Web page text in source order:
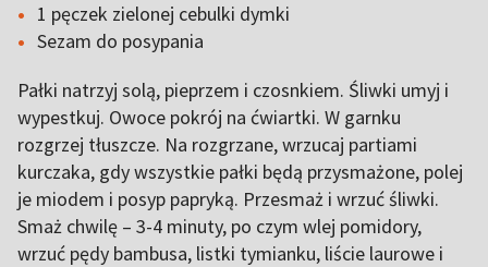
1 pęczek zielonej cebulki dymki
Sezam do posypania
Pałki natrzyj solą, pieprzem i czosnkiem. Śliwki umyj i
wypestkuj. Owoce pokrój na ćwiartki. W garnku
rozgrzej tłuszcze. Na rozgrzane, wrzucaj partiami
kurczaka, gdy wszystkie pałki będą przysmażone, polej
je miodem i posyp papryką. Przesmaż i wrzuć śliwki.
Smaż chwilę – 3-4 minuty, po czym wlej pomidory,
wrzuć pędy bambusa, listki tymianku, liście laurowe i